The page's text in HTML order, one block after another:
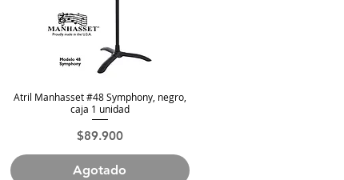
Vista rápida
Atril Manhasset #48 Symphony, negro,
caja 1 unidad
Precio
$89.900
Agotado